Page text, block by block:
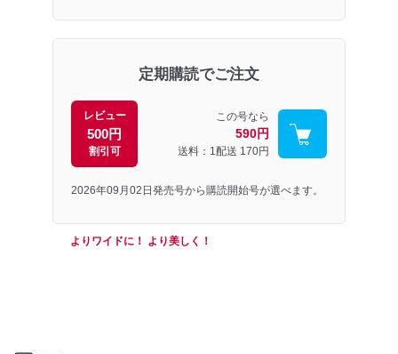
定期購読でご注文
レビュー
500円
割引可
この号なら
590円
送料：1配送 170円
2026年09月02日発売号から購読開始号が選べます。
よりワイドに！ より美しく！